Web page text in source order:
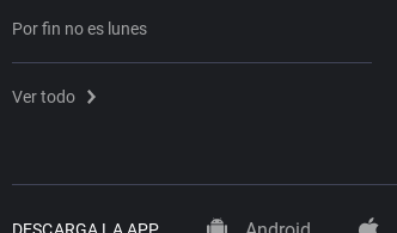
Por fin no es lunes
Ver todo